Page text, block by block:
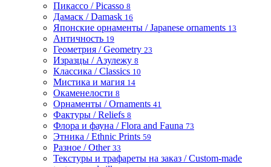
Пикассо / Picasso 8
Дамаск / Damask 16
Японские орнаменты / Japanese ornaments 13
Античность 19
Геометрия / Geometry 23
Изразцы / Азулежу 8
Классика / Classics 10
Мистика и магия 14
Окаменелости 8
Орнаменты / Ornaments 41
Фактуры / Reliefs 8
Флора и фауна / Flora and Fauna 73
Этника / Ethnic Prints 59
Разное / Other 33
Текстуры и трафареты на заказ / Custom-made